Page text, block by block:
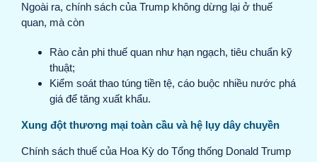
Ngoài ra, chính sách của Trump không dừng lại ở thuế
quan, mà còn
Rào cản phi thuế quan như hạn ngạch, tiêu chuẩn kỹ
thuật;
Kiểm soát thao túng tiền tệ, cáo buộc nhiều nước phá
giá để tăng xuất khẩu.
Xung đột thương mại toàn cầu và hệ lụy dây chuyền
Chính sách thuế của Hoa Kỳ do Tổng thống Donald Trump